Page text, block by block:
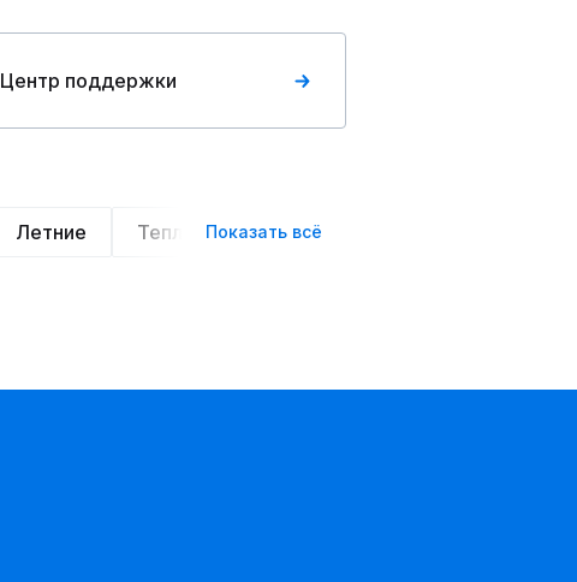
Центр поддержки
Летние Теплые Легкие
Показать всё